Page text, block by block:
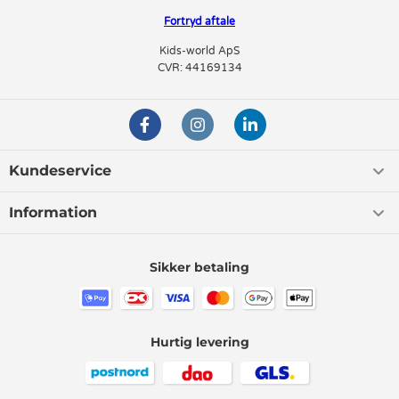
barn skal ud og spille med vennerne, kan barnet med fordel
Med en fodboldtrøje er dit barn altid forberedt når der skal ses fodbold.
Fortryd aftale
Kids-world ApS
CVR: 44169134
Kundeservice
Information
Sikker betaling
Hurtig levering